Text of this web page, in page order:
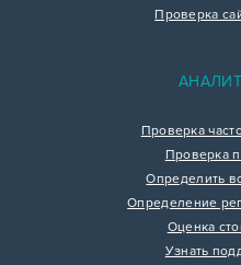
Проверка
Проверка
Проверка
Определить
Определение
Оценка
Узнать